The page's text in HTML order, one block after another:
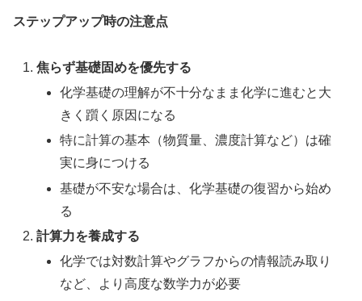
ステップアップ時の注意点
焦らず基礎固めを優先する
化学基礎の理解が不十分なまま化学に進むと大
きく躓く原因になる
特に計算の基本（物質量、濃度計算など）は確
実に身につける
基礎が不安な場合は、化学基礎の復習から始め
る
計算力を養成する
化学では対数計算やグラフからの情報読み取り
など、より高度な数学力が必要